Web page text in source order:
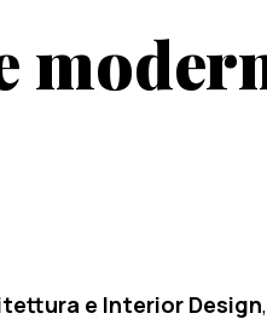
e Interior Design